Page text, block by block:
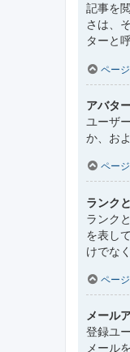
記事を
さは、
ターと
ペー
アバタ
ユーザ
か、お
ペー
ランク
ランク
を表し
けでな
ペー
メール
登録ユ
メール